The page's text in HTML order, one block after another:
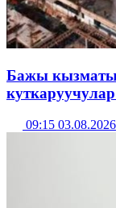
Бажы
09:15 03.08.2026